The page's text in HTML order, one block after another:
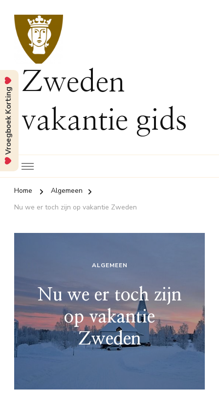
Zweden
vakantie gids
Home
Algemeen
Nu we er toch zijn op vakantie Zweden
ALGEMEEN
Nu we er toch zijn
op vakantie
Zweden
Vroegboek Korting